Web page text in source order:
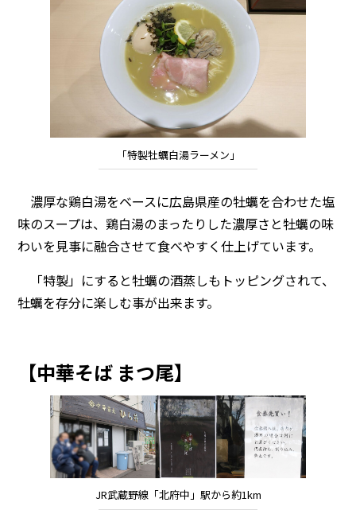
「特製牡蠣白湯ラーメン」
濃厚な鶏白湯をベースに広島県産の牡蠣を合わせた塩
味のスープは、鶏白湯のまったりした濃厚さと牡蠣の味
わいを見事に融合させて食べやすく仕上げています。
「特製」にすると牡蠣の酒蒸しもトッピングされて、
牡蠣を存分に楽しむ事が出来ます。
【中華そば まつ尾】
JR武蔵野線「北府中」駅から約1km